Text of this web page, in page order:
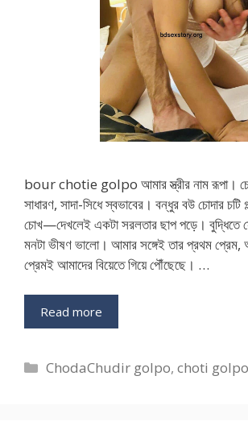
bour chotie golpo আমার স্ত্রীর নাম রূপা।
সাধারণ, সাদা-সিধে স্বভাবের। বন্ধুর বউ চোদার
চোখ—দেখলেই একটা সরলতার ছাপ পড়ে। বুদ্ধিতে
মনটা ভীষণ ভালো। আমার সঙ্গেই তার প্রথম
প্রেমই আমাদের বিয়েতে গিয়ে পৌঁছেছে। …
Read more
Categories
ChodaChudir golpo,choti golpo